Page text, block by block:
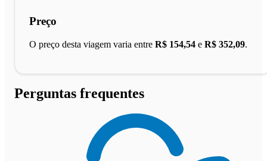
Preço
O preço desta viagem varia entre R$ 154,54 e R$ 352,09.
Perguntas frequentes